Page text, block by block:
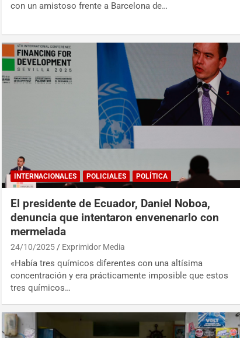
con un amistoso frente a Barcelona de…
INTERNACIONALES POLICIALES POLÍTICA
El presidente de Ecuador, Daniel Noboa,
denuncia que intentaron envenenarlo con
mermelada
24/10/2025 Exprimidor Media
«Había tres químicos diferentes con una altísima
concentración y era prácticamente imposible que estos
tres químicos…